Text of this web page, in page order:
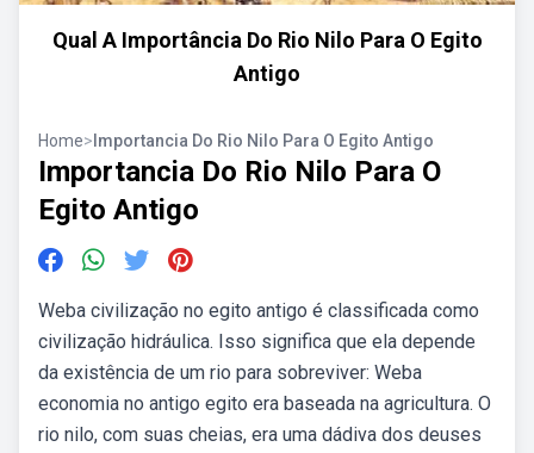
Qual A Importância Do Rio Nilo Para O Egito
Antigo
Home> Importancia Do Rio Nilo Para O Egito Antigo
Importancia Do Rio Nilo Para O
Egito Antigo
Weba civilização no egito antigo é classificada como
civilização hidráulica. Isso significa que ela depende
da existência de um rio para sobreviver: Weba
economia no antigo egito era baseada na agricultura. O
rio nilo, com suas cheias, era uma dádiva dos deuses